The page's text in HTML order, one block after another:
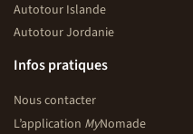
Autotour Islande
Autotour Jordanie
Infos pratiques
Nous contacter
L’application MyNomade